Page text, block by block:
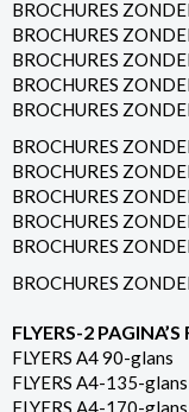
BROCHURES
BROCHURES
BROCHURES
BROCHURES
BROCHURES
BROCHURES
BROCHURES
BROCHURES
BROCHURES
BROCHURES
BROCHURES
FLYERS-2
FLYERS A4 90-glans
FLYERS A4-135-glans
FLYERS A4-170-glans